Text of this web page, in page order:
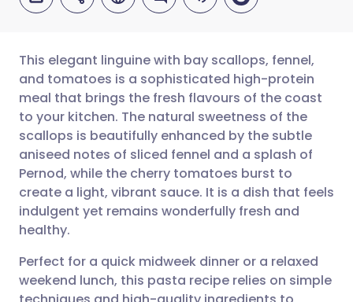
שתף דרך אימייל
שתף דרך פייסבוק
שתף דרך לינקדאין
שתף דרך WhatsApp
🇬🇧 English 🇩🇪 Deutsch
🇪🇸 Español 🇫🇷 Français
🇮🇹 Italiano 🇵🇹
🇸🇦 عربي 🇸🇪 Svenska
This elegant linguine with bay scallops, fennel,
and tomatoes is a sophisticated high-protein
meal that brings the fresh flavours of the coast
to your kitchen. The natural sweetness of the
scallops is beautifully enhanced by the subtle
aniseed notes of sliced fennel and a splash of
Pernod, while the cherry tomatoes burst to
create a light, vibrant sauce. It is a dish that feels
indulgent yet remains wonderfully fresh and
healthy.
Perfect for a quick midweek dinner or a relaxed
weekend lunch, this pasta recipe relies on simple